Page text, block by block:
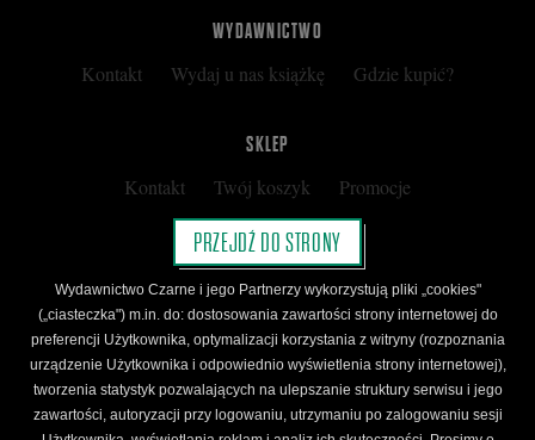
WYDAWNICTWO
Kontakt Wydaj u nas książkę Gdzie kupić?
SKLEP
Kontakt Twój koszyk
Promocje
Kup kartę podarunkową
Nota prawna
Regulamin
Polityka prywatności
Regulamin Klubu Czarnego
Regulamin Karty Podarunkowej
ŚLEDŹ CZARNE
PRZEJDŹ DO STRONY
Wydawnictwo Czarne i jego Partnerzy wykorzystują pliki „cookies"
(„ciasteczka") m.in. do: dostosowania zawartości strony internetowej do
preferencji Użytkownika, optymalizacji korzystania z witryny (rozpoznania
urządzenie Użytkownika i odpowiednio wyświetlenia strony internetowej),
tworzenia statystyk pozwalających na ulepszanie struktury serwisu i jego
zawartości, autoryzacji przy logowaniu, utrzymaniu po zalogowaniu sesji